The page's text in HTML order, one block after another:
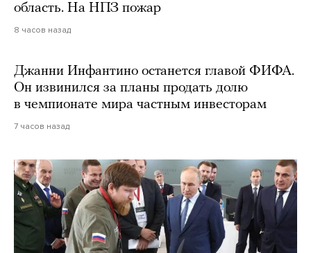
область. На НПЗ пожар
8 часов назад
Джанни Инфантино останется главой ФИФА.
Он извинился за планы продать долю
в чемпионате мира частным инвесторам
7 часов назад